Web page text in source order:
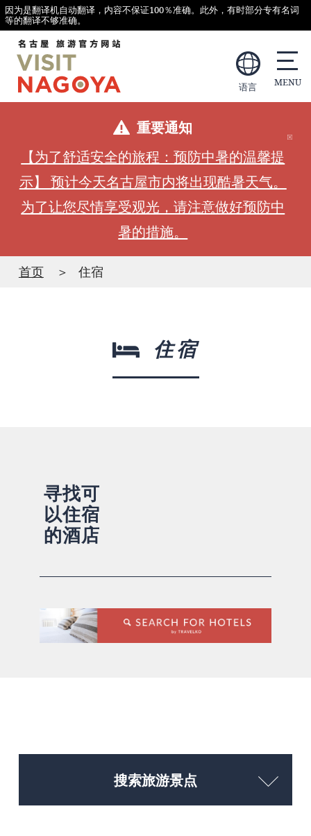
因为是翻译机自动翻译，内容不保证100％准确。此外，有时部分专有名词
等的翻译不够准确。
语言
重要通知
【为了舒适安全的旅程：预防中暑的温馨提
示】 预计今天名古屋市内将出现酷暑天气。
为了让您尽情享受观光，请注意做好预防中
暑的措施。
首页 住宿
住宿
寻找可
以住宿
的酒店
搜索旅游景点